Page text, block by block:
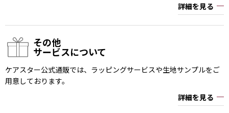
詳細を見る
その他
サービスについて
ケアスター公式通販では、ラッピングサービスや生地サンプルをご
用意しております。
詳細を見る